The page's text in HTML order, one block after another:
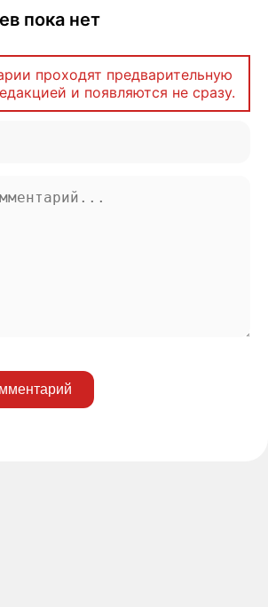
пока нет
проходят предварительную
и появляются не сразу.